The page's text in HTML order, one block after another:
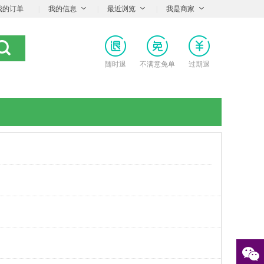
的订单 我的信息 最近浏览 我是商家
随时退 不满意免单 过期退